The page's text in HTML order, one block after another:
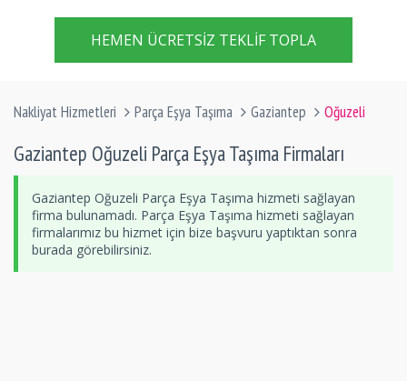
HEMEN ÜCRETSIZ TEKLIF TOPLA
Nakliyat Hizmetleri Parça Eşya Taşıma Gaziantep Oğuzeli
Gaziantep Oğuzeli Parça Eşya Taşıma Firmaları
Gaziantep Oğuzeli Parça Eşya Taşıma hizmeti sağlayan
firma bulunamadı. Parça Eşya Taşıma hizmeti sağlayan
firmalarımız bu hizmet için bize başvuru yaptıktan sonra
burada görebilirsiniz.